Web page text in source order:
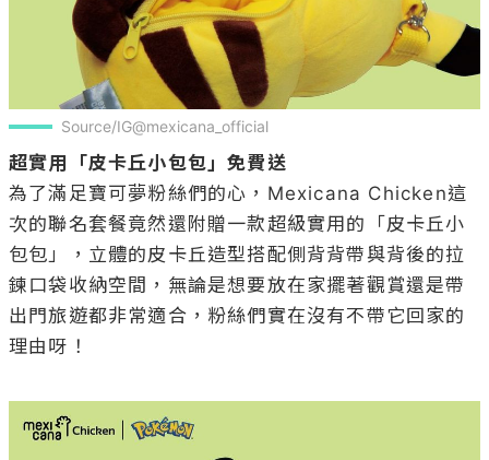
Source/IG@mexicana_official
超實用「皮卡丘小包包」免費送
為了滿足寶可夢粉絲們的心，Mexicana Chicken這
次的聯名套餐竟然還附贈一款超級實用的「皮卡丘小
包包」，立體的皮卡丘造型搭配側背背帶與背後的拉
鍊口袋收納空間，無論是想要放在家擺著觀賞還是帶
出門旅遊都非常適合，粉絲們實在沒有不帶它回家的
理由呀！